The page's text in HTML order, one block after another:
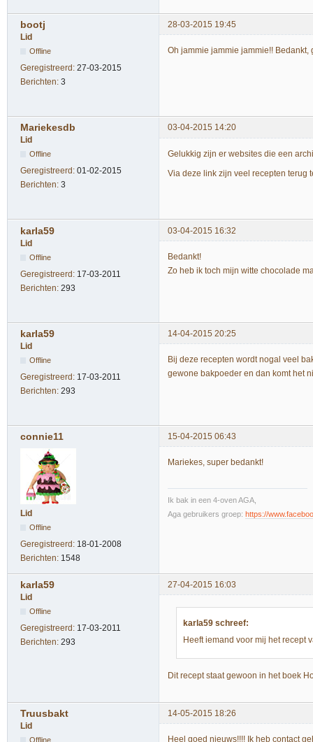
bootj
28-03-2015 19:45
Lid
Offline
Geregistreerd: 27-03-2015
Berichten: 3
Oh jammie jammie jammie!!
Mariekesdb
03-04-2015 14:20
Lid
Offline
Geregistreerd: 01-02-2015
Berichten: 3
Gelukkig zijn er websites die een
Via deze link zijn veel recepten terug
karla59
03-04-2015 16:32
Lid
Offline
Geregistreerd: 17-03-2011
Berichten: 293
Bedankt!
Zo heb ik toch mijn witte chocolade
karla59
14-04-2015 20:25
Lid
Offline
Geregistreerd: 17-03-2011
Berichten: 293
Bij deze recepten wordt nogal veel
gewone bakpoeder en dan komt het
connie11 15-04-2015 06:43
Lid
Offline
Geregistreerd: 18-01-2008
Berichten: 1548
Mariekes, super bedankt!
Ik bak in een 4-oven AGA,
Aga gebruikers groep: https://
karla59
27-04-2015 16:03
Lid
Offline
Geregistreerd: 17-03-2011
Berichten: 293
karla59 schreef:
Heeft iemand voor mij het recept
Dit recept staat gewoon in het boek
Truusbakt
14-05-2015 18:26
Lid
Offline
Heel goed nieuws!!!! Ik heb contact